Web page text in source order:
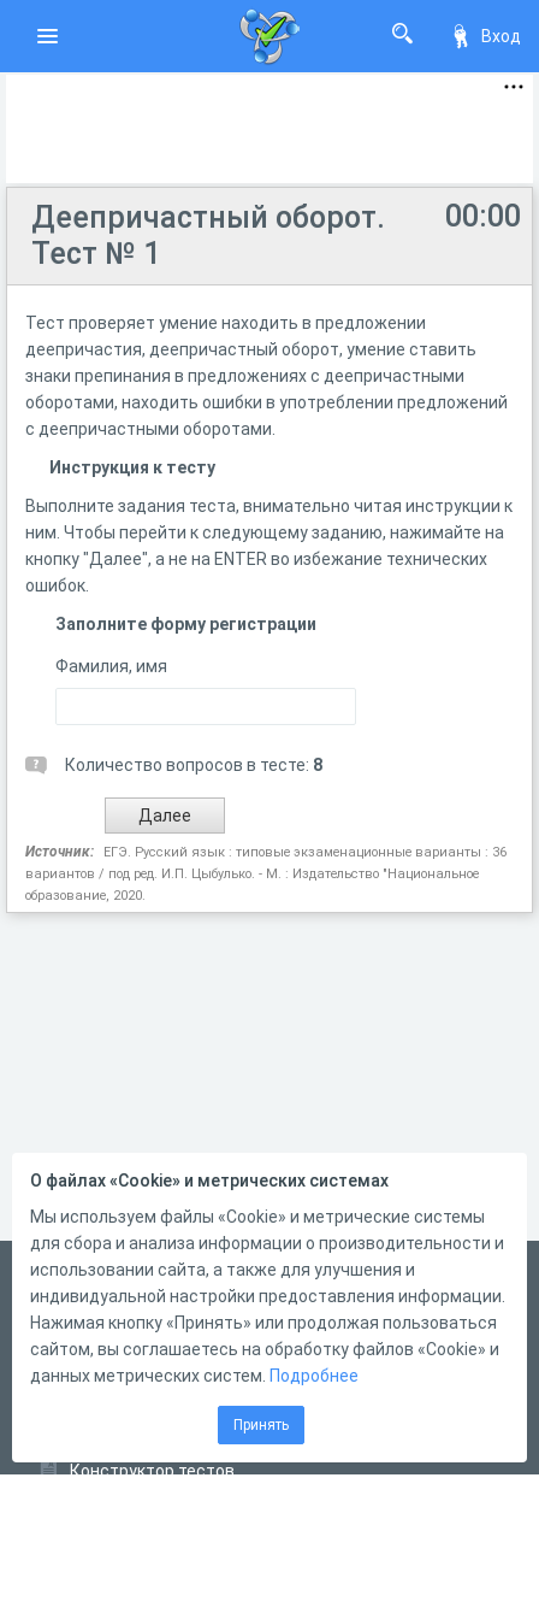
Вход
00:00
Деепричастный оборот.
Тест № 1
Тест проверяет умение находить в предложении
деепричастия, деепричастный оборот, умение ставить
знаки препинания в предложениях с деепричастными
оборотами, находить ошибки в употреблении предложений
с деепричастными оборотами.
Инструкция к тесту
Выполните задания теста, внимательно читая инструкции к
ним. Чтобы перейти к следующему заданию, нажимайте на
кнопку "Далее", а не на ENTER во избежание технических
ошибок.
Заполните форму регистрации
Фамилия, имя
Количество вопросов в тесте: 8
Источник:
ЕГЭ. Русский язык : типовые экзаменационные варианты : 36
вариантов / под ред. И.П. Цыбулько. - М. : Издательство "Национальное
образование, 2020.
Русский
Справка
Форма обратной связи
Конструктор тестов
О файлах «Cookie» и метрических системах
Мы используем файлы «Cookie» и метрические системы
для сбора и анализа информации о производительности и
использовании сайта, а также для улучшения и
индивидуальной настройки предоставления информации.
Нажимая кнопку «Принять» или продолжая пользоваться
сайтом, вы соглашаетесь на обработку файлов «Cookie» и
данных метрических систем. Подробнее
Принять